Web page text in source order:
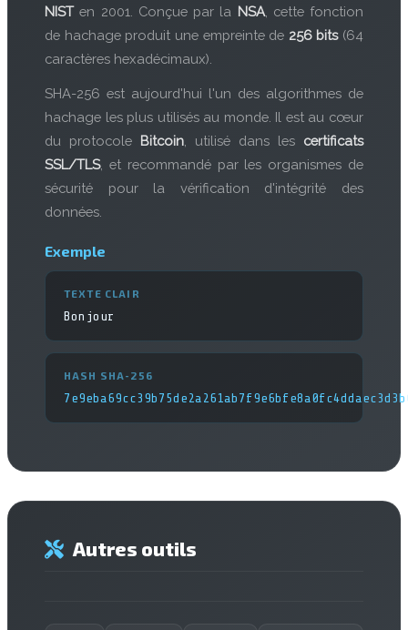
NISTen 2001. Conçue par la NSA, cette fonction
de hachage produit une empreinte de 256 bits(64
caractères hexadécimaux).
SHA-256 est aujourd'hui l'un des algorithmes de
hachage les plus utilisés au monde. Il est au cœur
du protocole Bitcoin , utilisé dans les certificats
SSL/TLS, et recommandé par les organismes de
sécurité pour la vérification d'intégrité des
données.
Exemple
TEXTE CLAIR
Bonjour
HASH SHA-256
Autres outils